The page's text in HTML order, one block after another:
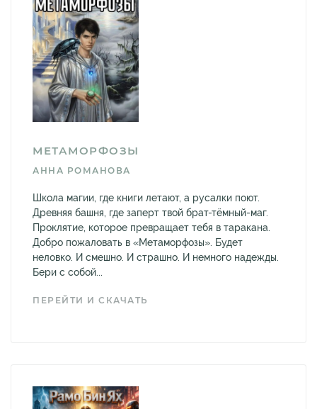
МЕТАМОРФОЗЫ
АННА РОМАНОВА
Школа магии, где книги летают, а русалки поют.
Древняя башня, где заперт твой брат-тёмный-маг.
Проклятие, которое превращает тебя в таракана.
Добро пожаловать в «Метаморфозы». Будет
неловко. И смешно. И страшно. И немного надежды.
Бери с собой...
ПЕРЕЙТИ И СКАЧАТЬ